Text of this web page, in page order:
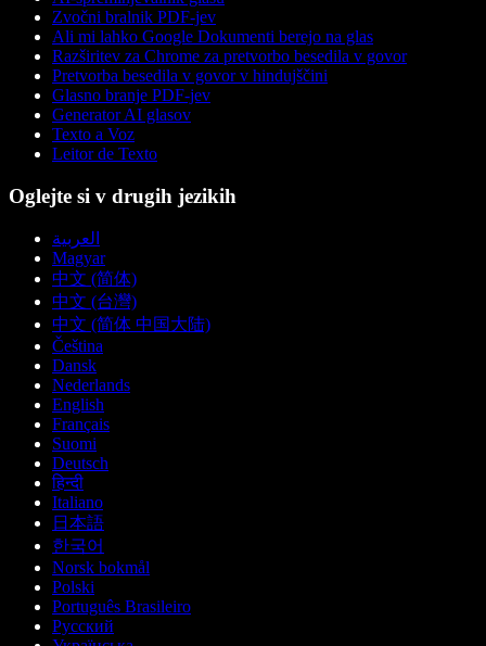
Zvočni bralnik PDF-jev
Ali mi lahko Google Dokumenti berejo na glas
Razširitev za Chrome za pretvorbo besedila v govor
Pretvorba besedila v govor v hindujščini
Glasno branje PDF-jev
Generator AI glasov
Texto a Voz
Leitor de Texto
Oglejte si v drugih jezikih
العربية
Magyar
中文 (简体)
中文 (台灣)
中文 (简体 中国大陆)
Čeština
Dansk
Nederlands
English
Français
Suomi
Deutsch
हिन्दी
Italiano
日本語
한국어
Norsk bokmål
Polski
Português Brasileiro
Русский